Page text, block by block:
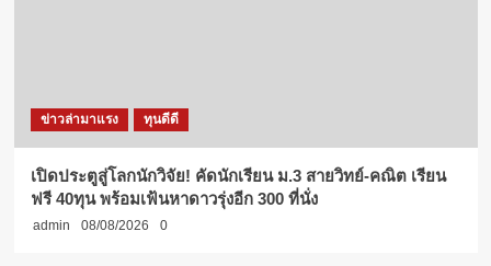
ข่าวล่ามาแรง ทุนดีดี
เปิดประตูสู่โลกนักวิจัย! คัดนักเรียน ม.3 สายวิทย์-คณิต เรียน
ฟรี 40ทุน พร้อมเฟ้นหาดาวรุ่งอีก 300 ที่นั่ง
admin 08/08/2026 0